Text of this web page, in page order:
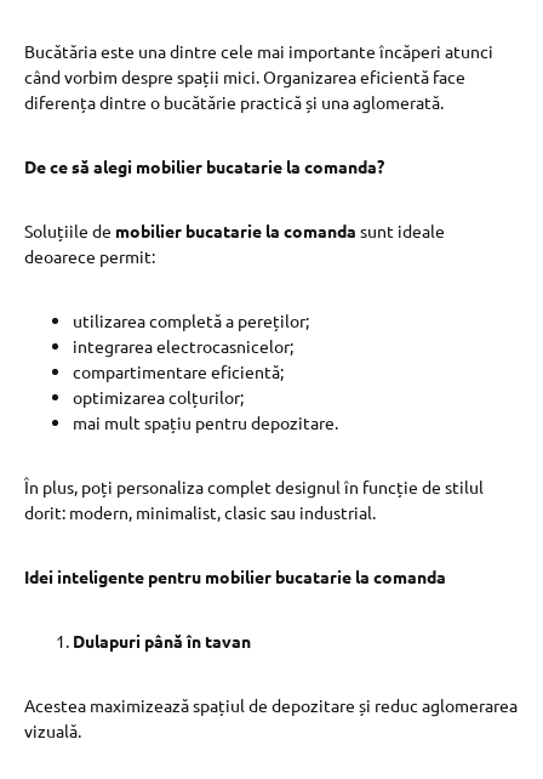
Bucătăria este una dintre cele mai importante încăperi atunci
când vorbim despre spații mici. Organizarea eficientă face
diferența dintre o bucătărie practică și una aglomerată.
De ce să alegi mobilier bucatarie la comanda?
Soluțiile de mobilier bucatarie la comanda sunt ideale
deoarece permit:
utilizarea completă a pereților;
integrarea electrocasnicelor;
compartimentare eficientă;
optimizarea colțurilor;
mai mult spațiu pentru depozitare.
În plus, poți personaliza complet designul în funcție de stilul
dorit: modern, minimalist, clasic sau industrial.
Idei inteligente pentru mobilier bucatarie la comanda
Dulapuri până în tavan
Acestea maximizează spațiul de depozitare și reduc aglomerarea
vizuală.